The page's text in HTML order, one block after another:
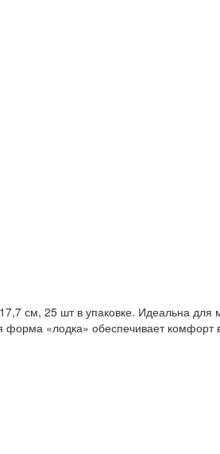
см, 25 шт в упаковке. Идеальна
форма «лодка» обеспечивает